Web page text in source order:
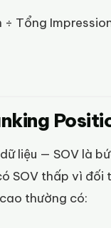
Tổng
liệu — SOV là
SOV thấp vì đối
thường có: